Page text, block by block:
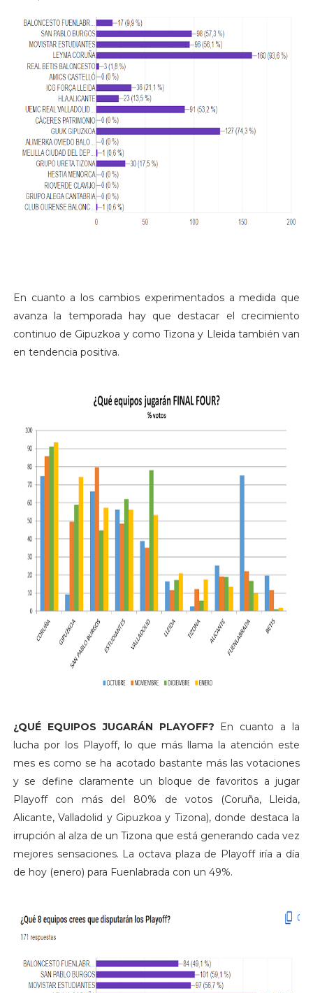
En cuanto a los cambios experimentados a medida que
avanza la temporada hay que destacar el crecimiento
continuo de Gipuzkoa y como Tizona y Lleida también van
en tendencia positiva.
¿QUÉ EQUIPOS JUGARÁN PLAYOFF? En cuanto a la
lucha por los Playoff, lo que más llama la atención este
mes es como se ha acotado bastante más las votaciones
y se define claramente un bloque de favoritos a jugar
Playoff con más del 80% de votos (Coruña, Lleida,
Alicante, Valladolid y Gipuzkoa y Tizona), donde destaca la
irrupción al alza de un Tizona que está generando cada vez
mejores sensaciones. La octava plaza de Playoff iría a día
de hoy (enero) para Fuenlabrada con un 49%.